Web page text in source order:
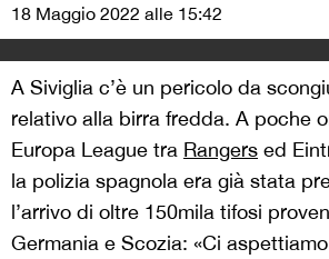
18 Maggio 2022 alle 15:42
A Siviglia c’è un pericolo da
relativo alla birra fredda. A poche
Europa League tra Rangers ed
la polizia spagnola era già stata
l’arrivo di oltre 150mila tifosi
Germania e Scozia: «Ci